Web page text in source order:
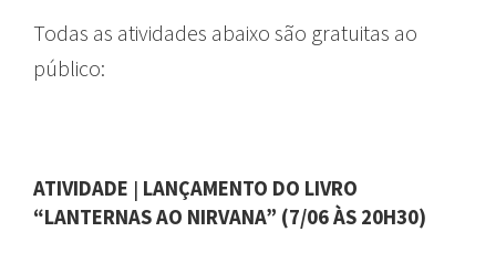
Todas as atividades abaixo são gratuitas ao
público:
ATIVIDADE | LANÇAMENTO DO LIVRO
“LANTERNAS AO NIRVANA” (7/06 ÀS 20H30)